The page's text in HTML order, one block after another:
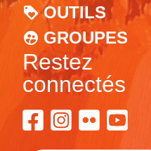
OUTILS
GROUPES
Restez
connectés